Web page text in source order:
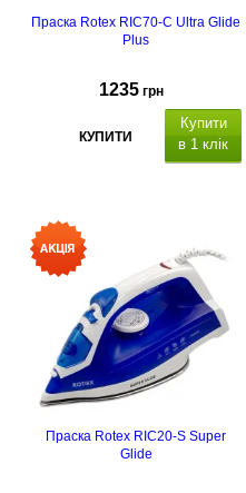
Праска Rotex RIC70-C Ultra Glide
Plus
1235 грн
КУПИТИ
Купити
в 1 клік
Праска Rotex RIC20-S Super
Glide